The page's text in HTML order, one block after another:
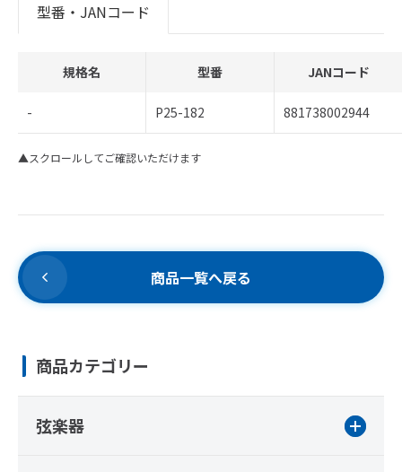
型番・JANコード
規格名 型番 JANコード
- P25-182 881738002944
▲スクロールしてご確認いただけます
商品一覧へ戻る
商品カテゴリー
弦楽器